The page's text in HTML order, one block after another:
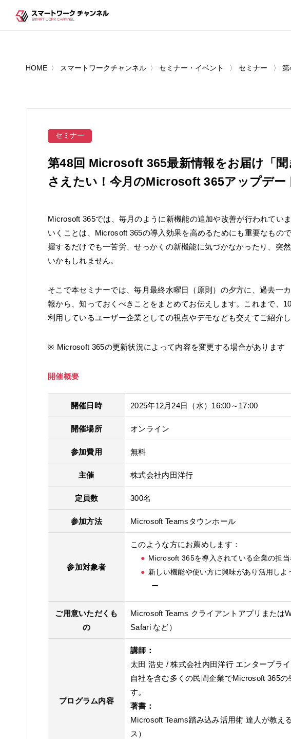
HOME スマートワークチャンネル セミナー・イベント セミナー 第
セミナー
第48回 Microsoft 365最新情報をお届け「
さえたい！今月のMicrosoft 365アップデー
Microsoft 365では、毎月のように新機能の追加や改善が行われてい
いくことは、Microsoft 365の導入効果を高めるためにも重要なもの
握するだけでも一苦労、せっかくの新機能に気づかなかったり、突
いかもしれません。
そこで本セミナーでは、毎月最終水曜日（原則）の夕方に、過去一
報から、知っておくべきことをまとめてお伝えします。これまで、
利用しているユーザー企業としての視点やデモなども交えてご紹介し
※ Microsoft 365の更新状況によって内容を変更する場合があります
開催概要
開催日時 2025年12月24日（水）16:00～17:00
開催場所 オンライン
参加費用 無料
主催 株式会社内田洋行
定員数 300名
参加方法 Microsoft Teamsタウンホール
参加対象者
このような方にお薦めします：
Microsoft 365を導入されている企業の担
新しい機能や使い方に興味があり活用し
ー
ご用意いただくも
の
Microsoft Teams クライアントアプリまたは
Safari など）
プログラム内容
講師：
太田 浩史 / 株式会社内田洋行 エンタープラ
自社を含む多くの民間企業でMicrosoft 365
す。
著書：
Microsoft Teams踏み込み活用術 達人が教え
ス）